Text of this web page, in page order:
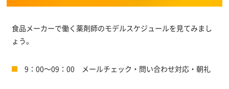
食品メーカーで働く薬剤師のモデルスケジュールを見てみまし
ょう。
9：00～09：00 メールチェック・問い合わせ対応・朝礼